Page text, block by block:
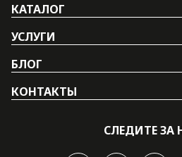
КАТАЛОГ
УСЛУГИ
БЛОГ
КОНТАКТЫ
СЛЕДИТЕ ЗА